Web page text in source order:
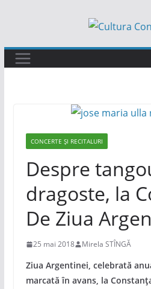
conținut
CONCERTE ȘI RECITALURI
Despre
dragoste, la
De Ziua
25 mai 2018 Mirela STÎNGĂ
Ziua Argentinei, celebrată
marcată în avans, la